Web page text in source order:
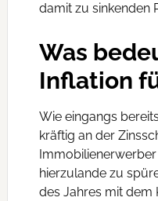
damit zu sinkenden
Was
Inflation
Wie eingangs
kräftig an der
hierzulande zu
des Jahres mit dem